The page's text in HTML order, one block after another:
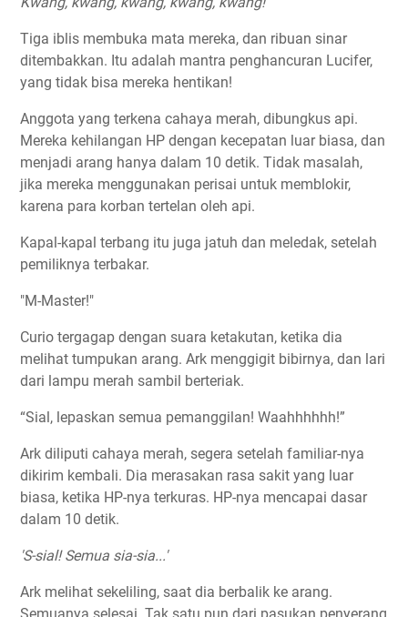
Tiga iblis membuka mata mereka, dan ribuan sinar
ditembakkan. Itu adalah mantra penghancuran Lucifer,
yang tidak bisa mereka hentikan!
Anggota yang terkena cahaya merah, dibungkus api.
Mereka kehilangan HP dengan kecepatan luar biasa, dan
menjadi arang hanya dalam 10 detik. Tidak masalah,
jika mereka menggunakan perisai untuk memblokir,
karena para korban tertelan oleh api.
Kapal-kapal terbang itu juga jatuh dan meledak, setelah
pemiliknya terbakar.
"M-Master!"
Curio tergagap dengan suara ketakutan, ketika dia
melihat tumpukan arang. Ark menggigit bibirnya, dan lari
dari lampu merah sambil berteriak.
“Sial, lepaskan semua pemanggilan! Waahhhhhh!”
Ark diliputi cahaya merah, segera setelah familiar-nya
dikirim kembali. Dia merasakan rasa sakit yang luar
biasa, ketika HP-nya terkuras. HP-nya mencapai dasar
dalam 10 detik.
'S-sial! Semua sia-sia...'
Ark melihat sekeliling, saat dia berbalik ke arang.